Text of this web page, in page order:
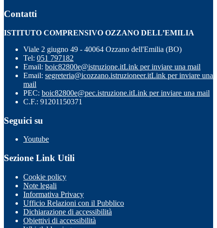
Contatti
ISTITUTO COMPRENSIVO OZZANO DELL’EMILIA
Viale 2 giugno 49 - 40064 Ozzano dell'Emilia (BO)
Tel: 051 797182
Email: boic82800e@istruzione.itLink per inviare una mail
Email: segreteria@icozzano.istruzioneer.itLink per inviare una
mail
PEC: boic82800e@pec.istruzione.itLink per inviare una mail
C.F.: 91201150371
Seguici su
Youtube
Sezione Link Utili
Cookie policy
Note legali
Informativa Privacy
Ufficio Relazioni con il Pubblico
Dichiarazione di accessibilità
Obiettivi di accessibilità